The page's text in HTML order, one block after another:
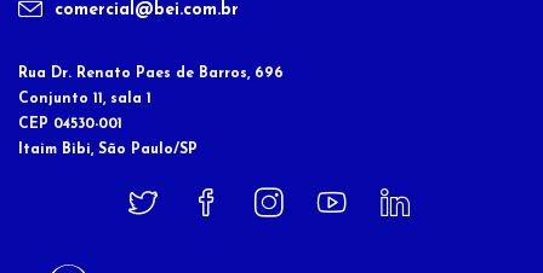
comercial@bei.com.br
Rua Dr. Renato Paes de Barros, 696
Conjunto 11, sala 1
CEP 04530-001
Itaim Bibi, São Paulo/SP